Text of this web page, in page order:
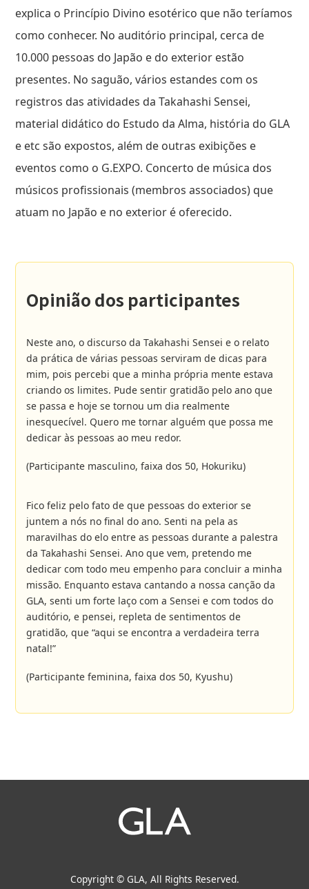
explica o Princípio Divino esotérico que não teríamos
como conhecer. No auditório principal, cerca de
10.000 pessoas do Japão e do exterior estão
presentes. No saguão, vários estandes com os
registros das atividades da Takahashi Sensei,
material didático do Estudo da Alma, história do GLA
e etc são expostos, além de outras exibições e
eventos como o G.EXPO. Concerto de música dos
músicos profissionais (membros associados) que
atuam no Japão e no exterior é oferecido.
Opinião dos participantes
Neste ano, o discurso da Takahashi Sensei e o relato
da prática de várias pessoas serviram de dicas para
mim, pois percebi que a minha própria mente estava
criando os limites. Pude sentir gratidão pelo ano que
se passa e hoje se tornou um dia realmente
inesquecível. Quero me tornar alguém que possa me
dedicar às pessoas ao meu redor.
(Participante masculino, faixa dos 50, Hokuriku)
Fico feliz pelo fato de que pessoas do exterior se
juntem a nós no final do ano. Senti na pela as
maravilhas do elo entre as pessoas durante a palestra
da Takahashi Sensei. Ano que vem, pretendo me
dedicar com todo meu empenho para concluir a minha
missão. Enquanto estava cantando a nossa canção da
GLA, senti um forte laço com a Sensei e com todos do
auditório, e pensei, repleta de sentimentos de
gratidão, que “aqui se encontra a verdadeira terra
natal!”
(Participante feminina, faixa dos 50, Kyushu)
Copyright © GLA, All Rights Reserved.